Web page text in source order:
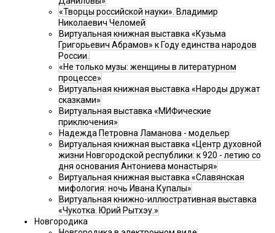
«Творцы российской науки». Владимир
Николаевич Челомей
Виртуальная книжная выставка «Кузьма
Григорьевич Абрамов» к Году единства народов
России.
«Не только музы: женщины в литературном
процессе»
Виртуальная книжная выставка «Народы дружат
сказками»
Виртуальная выставка «МИФические
приключения»
Надежда Петровна Ламанова - модельер
Виртуальная книжная выставка «Центр духовной
жизни Новгородской республики: к 920 - летию со
дня основания Антониева монастыря»
Виртуальная книжная выставка «Славянская
мифология: ночь Ивана Купалы»
Виртуальная книжно-иллюстративная выставка
«Чукотка. Юрий Рытхэу.»
Новгородика